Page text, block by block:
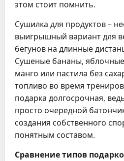
этом стоит помнить.
Сушилка для продуктов –
выигрышный вариант для
бегунов на длинные
Сушеные бананы,
манго или пастила без
топливо во время
подарка долгосрочная,
просто очередной
создания собственного
понятным составом.
Сравнение типов